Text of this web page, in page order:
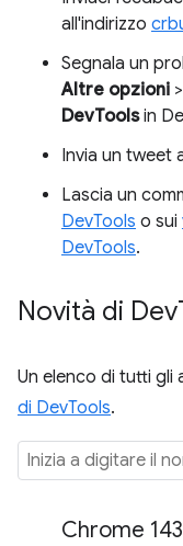
all'indirizzo
Segnala un
Altre opzioni >
DevToolsin
Invia un tweet
Lascia un
DevTools o sui
DevTools.
Novità di Dev
Un elenco di tutti gli
di DevTools.
Chrome 143